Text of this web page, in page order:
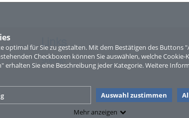
optimal für Sie zu gestalten. Mit dem Bestätigen des Buttons
Checkboxen können Sie auswählen, welche Cookie-
erhalten Sie eine Beschreibung jeder Kategorie. Weitere
Auswahl zustimmen
Mehr anzeigen
Links
Sitemap